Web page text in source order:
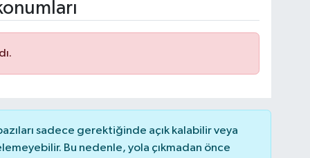
sadece gerektiğinde açık kalabilir veya
Bu nedenle, yola çıkmadan önce